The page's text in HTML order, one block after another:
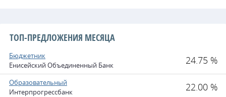
ТОП-ПРЕДЛОЖЕНИЯ МЕСЯЦА
Бюджетник
Енисейский Объединенный Банк
24.75 %
Образовательный
Интерпрогрессбанк
22.00 %